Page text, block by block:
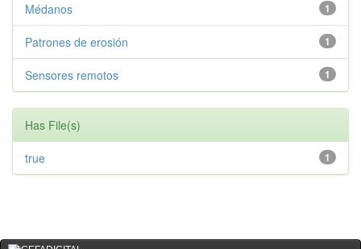
1
Médanos
1
Patrones de erosión
1
Sensores remotos
Has File(s)
1
true